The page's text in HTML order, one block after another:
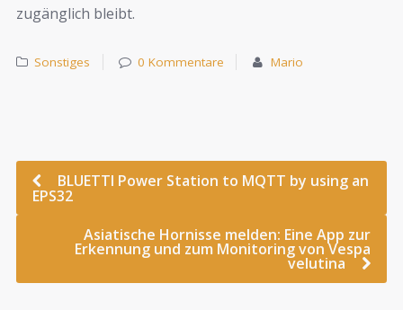
zugänglich bleibt.
Sonstiges 0 Kommentare Mario
BLUETTI Power Station to MQTT by using an
EPS32
Asiatische Hornisse melden: Eine App zur
Erkennung und zum Monitoring von Vespa
velutina